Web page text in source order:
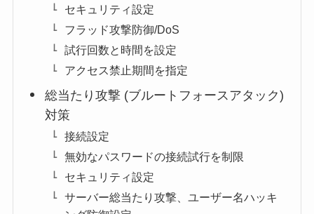
セキュリティ設定
フラッド攻撃防御/DoS
試行回数と時間を設定
アクセス禁止期間を指定
総当たり攻撃 (ブルートフォースアタック)
対策
接続設定
無効なパスワードの接続試行を制限
セキュリティ設定
サーバー総当たり攻撃、ユーザー名ハッキ